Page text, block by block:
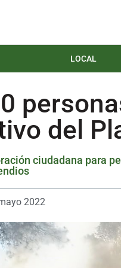
LOCAL
del
ciudadana para
2022